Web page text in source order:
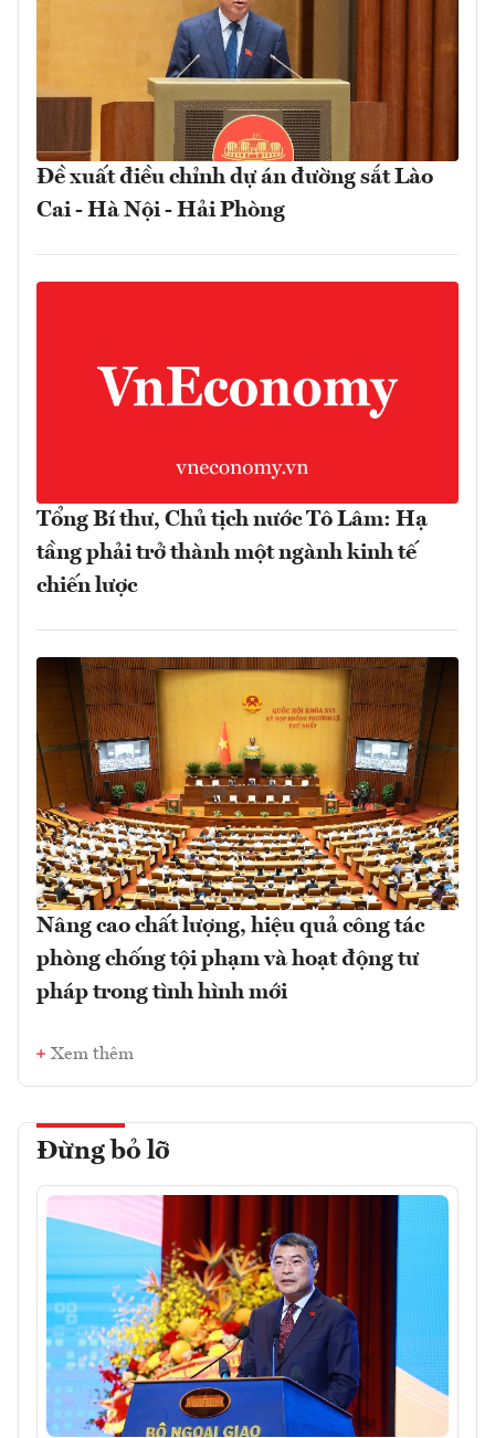
Đề xuất điều chỉnh dự án đường sắt Lào
Cai - Hà Nội - Hải Phòng
Tổng Bí thư, Chủ tịch nước Tô Lâm: Hạ
tầng phải trở thành một ngành kinh tế
chiến lược
Nâng cao chất lượng, hiệu quả công tác
phòng chống tội phạm và hoạt động tư
pháp trong tình hình mới
Xem thêm
Đừng bỏ lỡ